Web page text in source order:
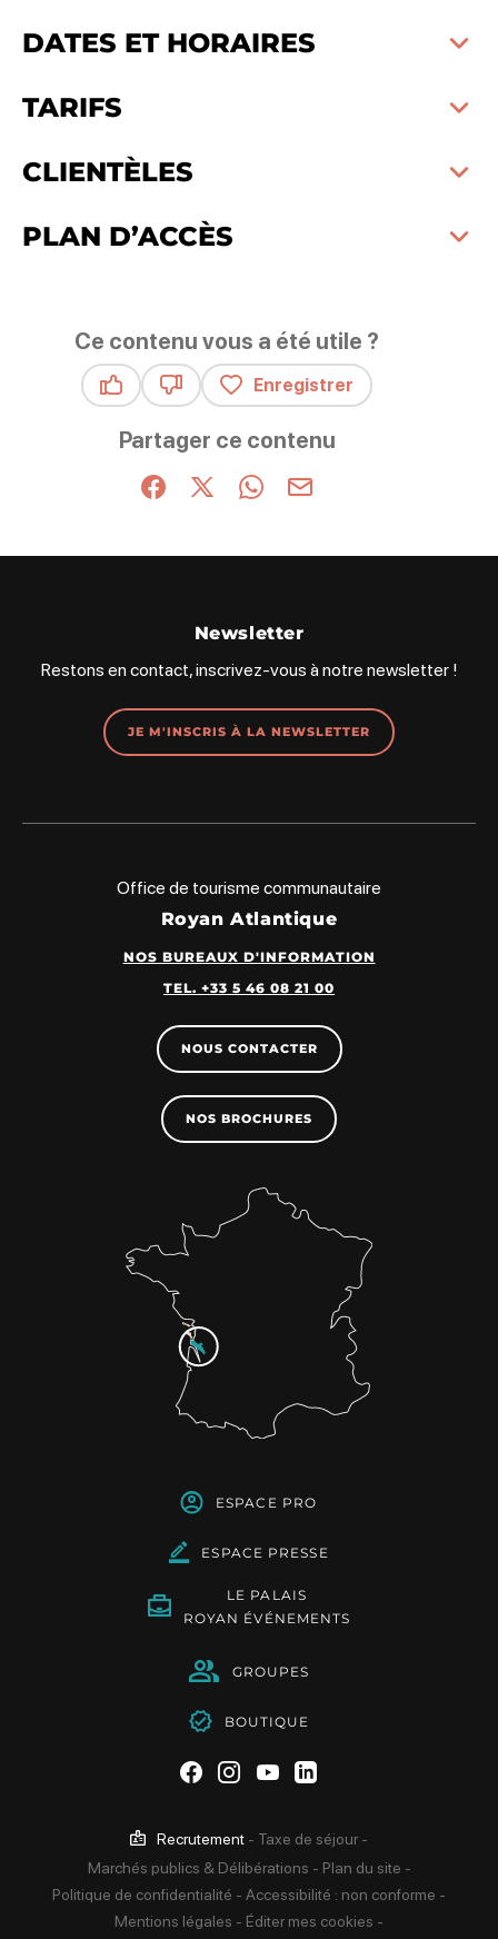
DATES ET HORAIRES
TARIFS
CLIENTÈLES
PLAN D’ACCÈS
Ce contenu vous a été utile ?
Enregistrer
Partager ce contenu
Partager sur Facebook (nouvelle fenêtre)
Partager sur X / Twitter (nouvelle
Partager sur WhatsApp
Partager par mail
Newsletter
Restons en contact, inscrivez-vous à notre newsletter !
JE M'INSCRIS À LA NEWSLETTER
Office de tourisme communautaire
Royan Atlantique
NOS BUREAUX D'INFORMATION
TEL. +33 5 46 08 21 00
NOUS CONTACTER
NOS BROCHURES
ESPACE PRO
ESPACE PRESSE
LE PALAIS
ROYAN ÉVÉNEMENTS
GROUPES
BOUTIQUE
Suivez-nous sur Facebook
Suivez-nous sur
Suivez-nous sur
Suivez-nous sur
Recrutement - Taxe de séjour -
Marchés publics & Délibérations - Plan du site -
Politique de confidentialité - Accessibilité : non conforme -
Mentions légales - Éditer mes cookies -